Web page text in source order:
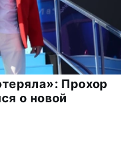
Прохор
о новой